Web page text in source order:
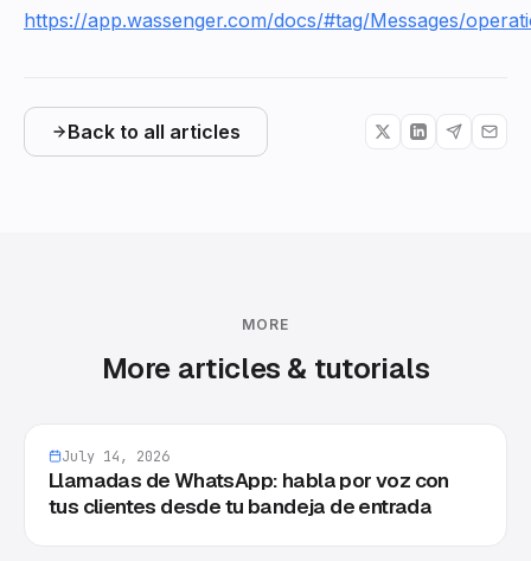
https://app.wassenger.com/docs/#tag/Messages/
Back to all articles
MORE
More articles & tutorials
July 14, 2026
Llamadas de WhatsApp: habla por voz con
tus clientes desde tu bandeja de entrada